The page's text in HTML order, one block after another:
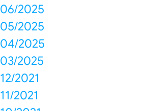
06/2025
05/2025
04/2025
03/2025
12/2021
11/2021